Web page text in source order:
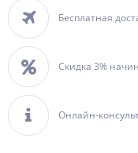
Бесплатная
Скидка 3%
Онлайн-